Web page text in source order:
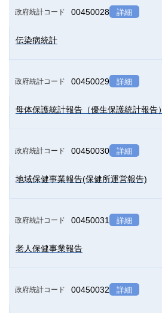
政府統計コード 00450028 詳細
伝染病統計
政府統計コード 00450029 詳細
母体保護統計報告（優生保護統計報告）
政府統計コード 00450030 詳細
地域保健事業報告(保健所運営報告)
政府統計コード 00450031 詳細
老人保健事業報告
政府統計コード 00450032 詳細